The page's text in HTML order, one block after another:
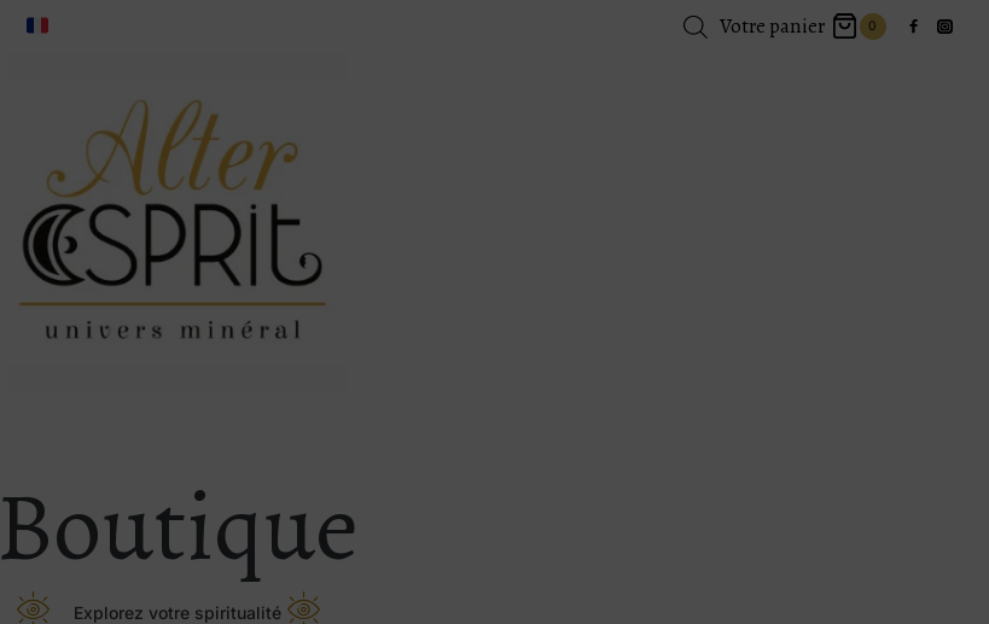
Votre panier 0
Boutique
Explorez votre spiritualité